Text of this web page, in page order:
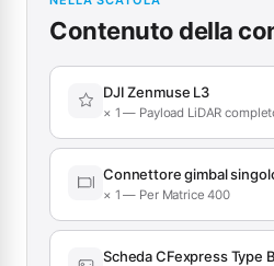
Contenuto della
DJI Zenmuse L3
× 1 — Payload LiDAR
Connettore gimbal
× 1 — Per Matrice 400
Scheda CFexpress Type B